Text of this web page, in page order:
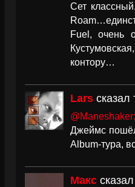
Cет
Fuel, очень
контору…
Lars сказал
@Maneshaker:
Джеймс
Album-тура,
Макс